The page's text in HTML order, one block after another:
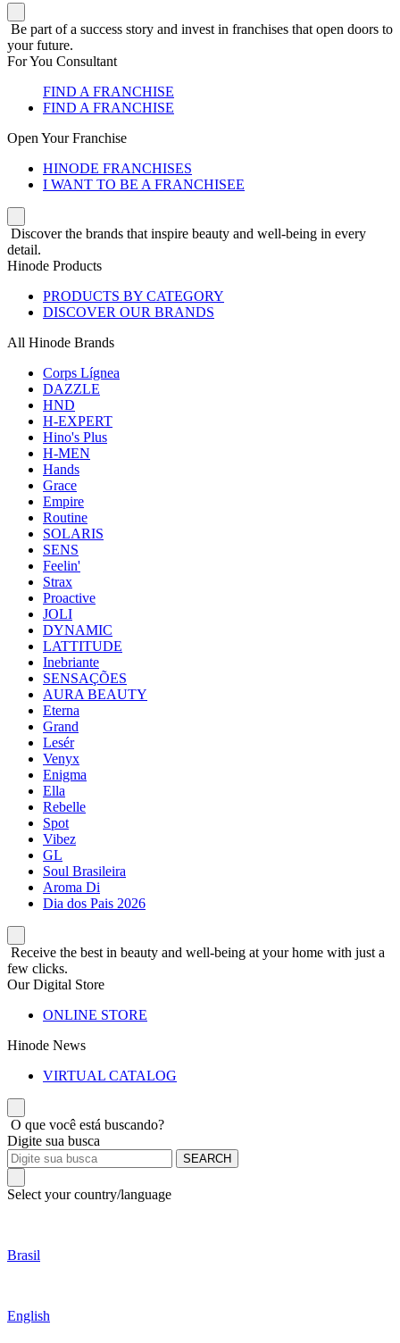
Be part of a success story and invest in franchises that open doors to
your future.
For You Consultant
FIND A FRANCHISE
FIND A FRANCHISE
Open Your Franchise
HINODE FRANCHISES
I WANT TO BE A FRANCHISEE
Discover the brands that inspire beauty and well-being in every
detail.
Hinode Products
PRODUCTS BY CATEGORY
DISCOVER OUR BRANDS
All Hinode Brands
Corps Lígnea
DAZZLE
HND
H-EXPERT
Hino's Plus
H-MEN
Hands
Grace
Empire
Routine
SOLARIS
SENS
Feelin'
Strax
Proactive
JOLI
DYNAMIC
LATTITUDE
Inebriante
SENSAÇÕES
AURA BEAUTY
Eterna
Grand
Lesér
Venyx
Enigma
Ella
Rebelle
Spot
Vibez
GL
Soul Brasileira
Aroma Di
Dia dos Pais 2026
Receive the best in beauty and well-being at your home with just a
few clicks.
Our Digital Store
ONLINE STORE
Hinode News
VIRTUAL CATALOG
O que você está buscando?
Digite sua busca
SEARCH
Select your country/language
Brasil
English